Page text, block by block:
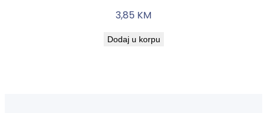
3,85 KM
Dodaj u korpu